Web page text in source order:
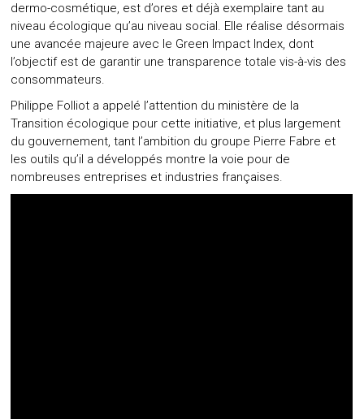
dermo-cosmétique, est d’ores et déjà exemplaire tant au
niveau écologique qu’au niveau social. Elle réalise désormais
une avancée majeure avec le Green Impact Index, dont
l’objectif est de garantir une transparence totale vis-à-vis des
consommateurs.
Philippe Folliot a appelé l’attention du ministère de la
Transition écologique pour cette initiative, et plus largement
du gouvernement, tant l’ambition du groupe Pierre Fabre et
les outils qu’il a développés montre la voie pour de
nombreuses entreprises et industries françaises.